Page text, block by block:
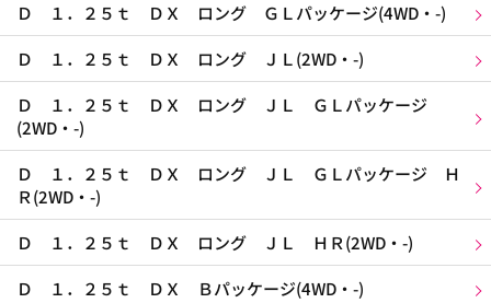
Ｄ １．２５ｔ ＤＸ ロング ＧＬパッケージ(4WD・-)
Ｄ １．２５ｔ ＤＸ ロング ＪＬ(2WD・-)
Ｄ １．２５ｔ ＤＸ ロング ＪＬ ＧＬパッケージ
(2WD・-)
Ｄ １．２５ｔ ＤＸ ロング ＪＬ ＧＬパッケージ Ｈ
Ｒ(2WD・-)
Ｄ １．２５ｔ ＤＸ ロング ＪＬ ＨＲ(2WD・-)
Ｄ １．２５ｔ ＤＸ Ｂパッケージ(4WD・-)